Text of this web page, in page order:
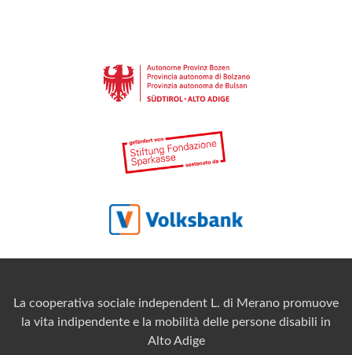
La cooperativa sociale independent L. di Merano promuove
la vita indipendente e la mobilità delle persone disabili in
Alto Adige